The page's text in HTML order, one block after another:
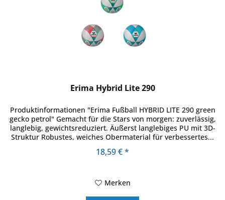
Erima Hybrid Lite 290
Produktinformationen "Erima Fußball HYBRID LITE 290 green
gecko petrol" Gemacht für die Stars von morgen: zuverlässig,
langlebig, gewichtsreduziert. Äußerst langlebiges PU mit 3D-
Struktur Robustes, weiches Obermaterial für verbessertes...
18,59 € *
Merken